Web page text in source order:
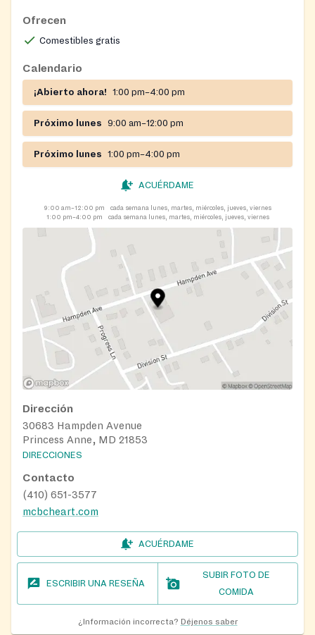
Ofrecen
Comestibles gratis
Calendario
¡Abierto ahora! 1:00 pm–4:00 pm
Próximo lunes 9:00 am–12:00 pm
Próximo lunes 1:00 pm–4:00 pm
ACUÉRDAME
9:00 am–12:00 pm
cada semana lunes, martes, miércoles, jueves, viernes
1:00 pm–4:00 pm
cada semana lunes, martes, miércoles, jueves, viernes
Dirección
30683 Hampden Avenue
Princess Anne, MD 21853
DIRECCIONES
Contacto
(410) 651-3577
mcbcheart.com
ACUÉRDAME
ESCRIBIR UNA RESEÑA
SUBIR FOTO DE
COMIDA
¿Información incorrecta? Déjenos saber